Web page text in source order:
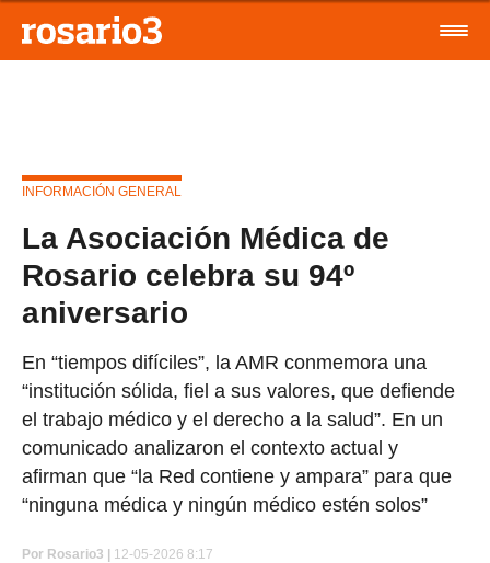
INFORMACIÓN GENERAL
La Asociación Médica de
Rosario celebra su 94º
aniversario
En “tiempos difíciles”, la AMR conmemora una
“institución sólida, fiel a sus valores, que defiende
el trabajo médico y el derecho a la salud”. En un
comunicado analizaron el contexto actual y
afirman que “la Red contiene y ampara” para que
“ninguna médica y ningún médico estén solos”
Por Rosario3 | 12-05-2026 8:17